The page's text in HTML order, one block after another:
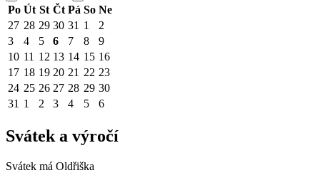
Po Út St Čt Pá So Ne
27 28 29 30 31 1
2
3
4 5 6 7 8
9
10 11 12 13 14 15 16
17 18 19 20 21 22 23
24 25 26 27 28 29 30
31 1 2 3 4 5 6
Svátek a výročí
Svátek má Oldřiška